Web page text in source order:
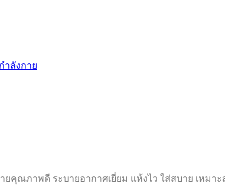
ำลังกาย
คุณภาพดี ระบายอากาศเยี่ยม แห้งไว ใส่สบาย เหม